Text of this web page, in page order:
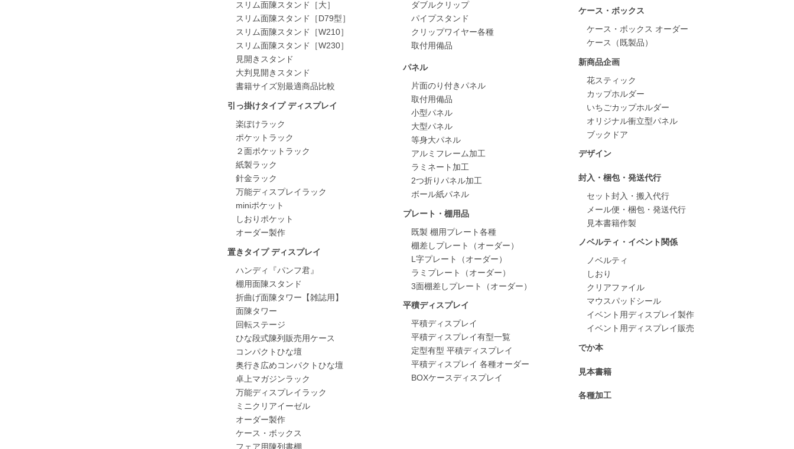
スリム面陳スタンド［大］
スリム面陳スタンド［D79型］
スリム面陳スタンド［W210］
スリム面陳スタンド［W230］
見開きスタンド
大判見開きスタンド
書籍サイズ別最適商品比較
引っ掛けタイプ ディスプレイ
楽ぽけラック
ポケットラック
２面ポケットラック
紙製ラック
針金ラック
万能ディスプレイラック
miniポケット
しおりポケット
オーダー製作
置きタイプ ディスプレイ
ハンディ『パンフ君』
棚用面陳スタンド
折曲げ面陳タワー【雑誌用】
面陳タワー
回転ステージ
ひな段式陳列販売用ケース
コンパクトひな壇
奥行き広めコンパクトひな壇
卓上マガジンラック
万能ディスプレイラック
ミニクリアイーゼル
オーダー製作
ケース・ボックス
フェア用陳列書棚
ダブルクリップ
パイプスタンド
クリップワイヤー各種
取付用備品
パネル
片面のり付きパネル
取付用備品
小型パネル
大型パネル
等身大パネル
アルミフレーム加工
ラミネート加工
2つ折りパネル加工
ボール紙パネル
プレート・棚用品
既製 棚用プレート各種
棚差しプレート（オーダー）
L字プレート（オーダー）
ラミプレート（オーダー）
3面棚差しプレート（オーダー）
平積ディスプレイ
平積ディスプレイ
平積ディスプレイ有型一覧
定型有型 平積ディスプレイ
平積ディスプレイ 各種オーダー
BOXケースディスプレイ
ケース・ボックス
ケース・ボックス オーダー
ケース（既製品）
新商品企画
花スティック
カップホルダー
いちごカップホルダー
オリジナル衝立型パネル
ブックドア
デザイン
封入・梱包・発送代行
セット封入・搬入代行
メール便・梱包・発送代行
見本書籍作製
ノベルティ・イベント関係
ノベルティ
しおり
クリアファイル
マウスパッドシール
イベント用ディスプレイ製作
イベント用ディスプレイ販売
でか本
見本書籍
各種加工